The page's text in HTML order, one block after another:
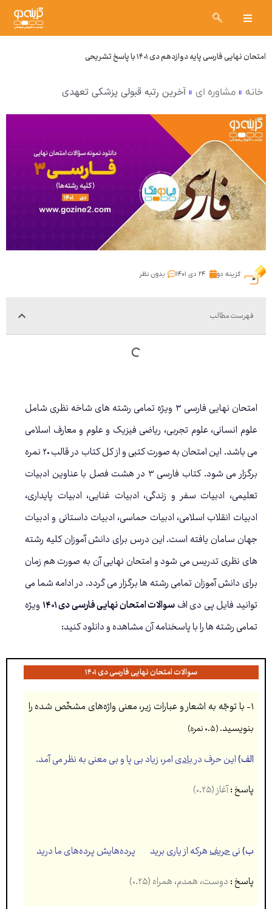
امتحان نهایی فارسی پایه دوازدهم دی ۱۴۰۱ با پاسخ تشریحی
خانه » مشاوره ای » آخرین رتبه قبولی پزشکی تعهدی
گزینه دو ۲۴ دی ۱۴۰۱ بدون نظر
فهرست مطالب
امتحان نهایی فارسی ۳ ویژه تمامی رشته های شاخه نظری شامل
علوم انسانی، علوم تجربی، ریاضی فیزیک و علوم و معارف اسلامی
می باشد. این امتحان به صورت کتبی و از کل کتاب در قالب ۲۰ نمره
برگزار می شود. کتاب فارسی ۳ در هشت فصل با عناوین ادبیات
تعلیمی، ادبیات سفر و زندگی، ادبیات غنایی، ادبیات پایداری،
ادبیات انقلاب اسلامی، ادبیات حماسی، ادبیات داستانی و ادبیات
جهان سامان یافته است. این درس برای دانش آموزان کلیه رشته
های نظری تدریس می شود و امتحان نهایی آن به صورت هم زمان
برای دانش آموزان تمامی رشته ها برگزار می گردد. در ادامه شما می
توانید فایل پی دی افسوالات امتحان نهایی فارسی دی ۱۴۰۱
ویژه
تمامی رشته ها را با پاسخنامه آن مشاهده و دانلود کنید:
سوالات امتحان نهایی فارسی دی ۱۴۰۱
۱- با توجّه به اشعار و عبارات زير، معنی واژه‌های مشخّص شده را
بنويسيد. (۰.۵ نمره)
الف)اين حرف دربادیامر، زياد بی پا و بی معنی به نظر می آمد.
پاسخ :آغاز (۰.۲۵)
ب)نیحريفهرکه از ياری بريد پرده‌هايش پرده‌های ما دريد
پاسخ :دوست، همدم، همراه (۰.۲۵)